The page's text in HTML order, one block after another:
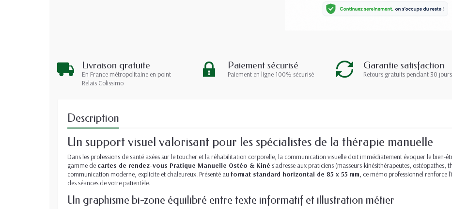
Livraison gratuite
En France métropolitaine en point
Relais Colissimo
Paiement sécurisé
Paiement en ligne 100% sécurisé
Garantie satisfaction
Retours gratuits pendant 30 jours
Description
Un support visuel valorisant pour les spécialistes de la thérapie manuelle
Dans les professions de santé axées sur le toucher et la réhabilitation corporelle, la communication visuelle doit immédiatement évoquer le bien-
gamme de cartes de rendez-vous Pratique Manuelle Ostéo & Kiné s'adresse aux praticiens (masseurs-kinésithérapeutes,
communication moderne, explicite et chaleureux. Présenté au format standard horizontal de 85 x 55 mm, ce mémo professionnel renforce
des séances de votre patientèle.
Un graphisme bi-zone équilibré entre texte informatif et illustration métier